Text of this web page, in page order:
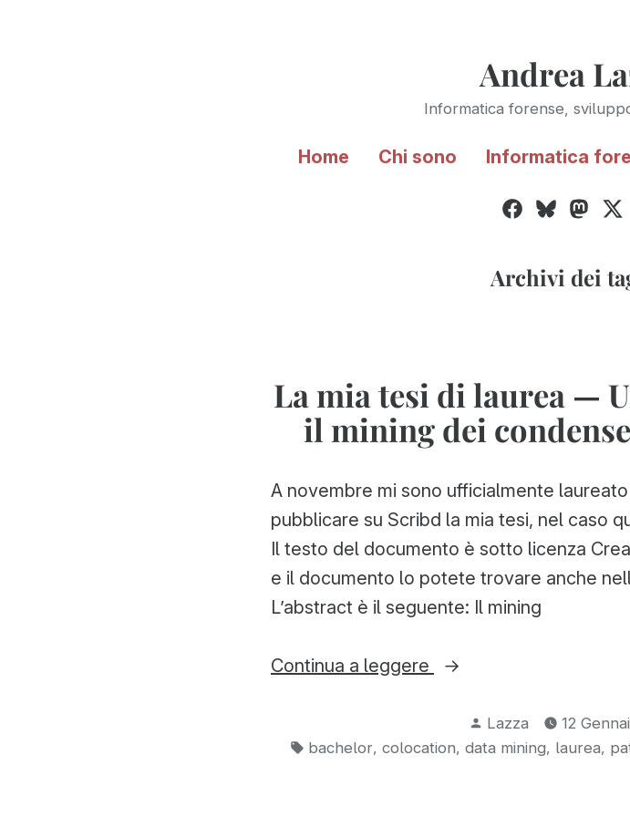
Andrea
Informatica forense,
Home Chi sono Informatica
Facebook
Bluesky
Archivi dei
La mia tesi di laurea —
il mining dei
A novembre mi sono ufficialmente
pubblicare su Scribd la mia tesi, nel caso
Il testo del documento è sotto licenza
e il documento lo potete trovare anche
L’abstract è il seguente: Il mining
Continua a leggere
“La
di
Pubblicato
da
Lazza 12
Tag:
bachelor, colocation data mining laurea